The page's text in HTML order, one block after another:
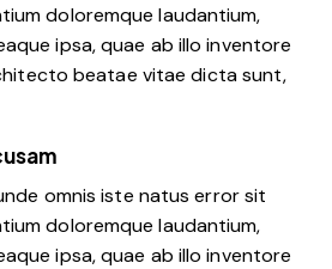
doloremque laudantium,
ipsa, quae ab illo inventore
beatae vitae dicta sunt,
omnis iste natus error sit
doloremque laudantium,
ipsa, quae ab illo inventore